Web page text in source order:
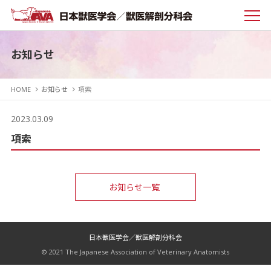
お知らせ
HOME お知らせ 項索
2023.03.09
項索
お知らせ一覧
日本獣医学会／獣医解剖分科会
© 2021 The Japanese Association of Veterinary Anatomists